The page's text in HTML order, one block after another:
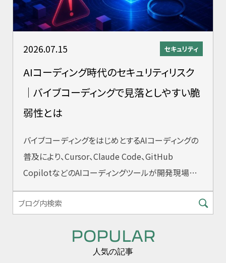
2026.07.15 セキュリティ
AIコーディング時代のセキュリティリスク
｜バイブコーディングで見落としやすい脆
弱性とは
バイブコーディングをはじめとするAIコーディングの
普及により、Cursor、Claude Code、GitHub
CopilotなどのAIコーディングツールが開発現場に
急速に浸透し
POPULAR
人気の記事